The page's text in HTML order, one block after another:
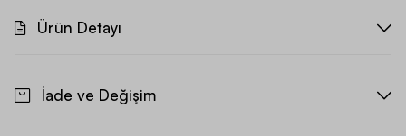
Ürün Detayı
İade ve Değişim